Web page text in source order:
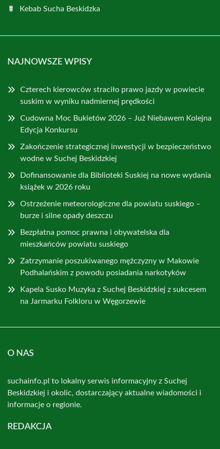
Kebab Sucha Beskidzka
NAJNOWSZE WPISY
Czterech kierowców straciło prawo jazdy w powiecie
suskim w wyniku nadmiernej prędkości
Cudowna Moc Bukietów 2026 – Już Niebawem Kolejna
Edycja Konkursu
Zakończenie strategicznej inwestycji w bezpieczeństwo
wodne w Suchej Beskidzkiej
Dofinansowanie dla Biblioteki Suskiej na nowe wydania
książek w 2026 roku
Ostrzeżenie meteorologiczne dla powiatu suskiego –
burze i silne opady deszczu
Bezpłatna pomoc prawna i obywatelska dla
mieszkańców powiatu suskiego
Zatrzymanie poszukiwanego mężczyzny w Makowie
Podhalańskim z powodu posiadania narkotyków
Kapela Susko Muzyka z Suchej Beskidzkiej z sukcesem
na Jarmarku Folkloru w Węgorzewie
O NAS
suchainfo.pl to lokalny serwis informacyjny z Suchej
Beskidzkiej i okolic, dostarczający aktualne wiadomości i
informacje o regionie.
REDAKCJA